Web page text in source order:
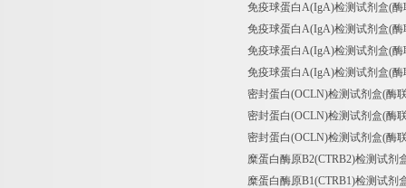
免疫球蛋白A(IgA)检测试剂盒(酶
免疫球蛋白A(IgA)检测试剂盒(酶
免疫球蛋白A(IgA)检测试剂盒(酶
免疫球蛋白A(IgA)检测试剂盒(酶
密封蛋白(OCLN)检测试剂盒(酶
密封蛋白(OCLN)检测试剂盒(酶
密封蛋白(OCLN)检测试剂盒(酶
糜蛋白酶原B2(CTRB2)检测试剂
糜蛋白酶原B1(CTRB1)检测试剂